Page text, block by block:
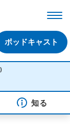
ポッドキャスト
知る